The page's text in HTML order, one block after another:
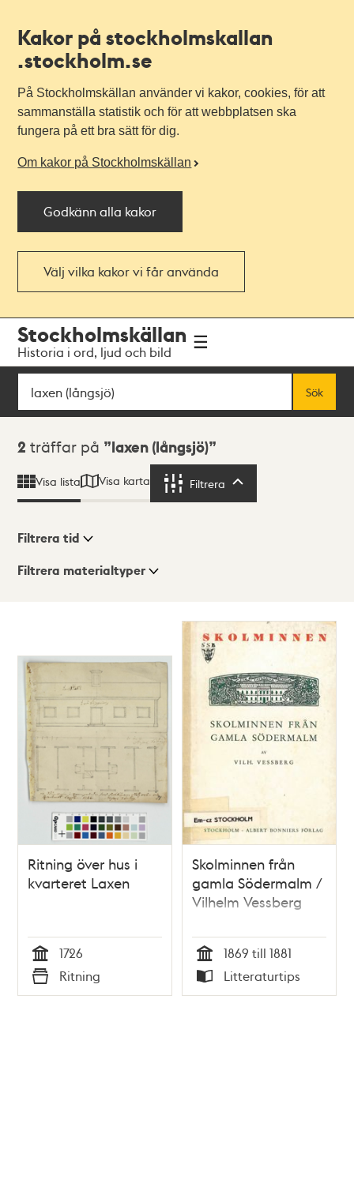
Kakor på stockholmskallan
.stockholm.se
På Stockholmskällan använder vi kakor, cookies, för att
sammanställa statistik och för att webbplatsen ska
fungera på ett bra sätt för dig.
Om kakor på Stockholmskällan
Godkänn alla kakor
Välj vilka kakor vi får använda
navigationen
huvudinnehållet
Stockholmskällan
Historia i ord, ljud och bild
Sök
Sök
Sökresultat
2 träffar på laxen (långsjö)
Visa lista Visa karta Filtrera
Visningsläge
Filtrera tid
Filtrera materialtyper
Ritning över hus i
kvarteret Laxen
Tid
1726
Typ
Ritning
Skolminnen från
gamla Södermalm /
Vilhelm Vessberg
Tid
1869 till 1881
Typ
Litteraturtips